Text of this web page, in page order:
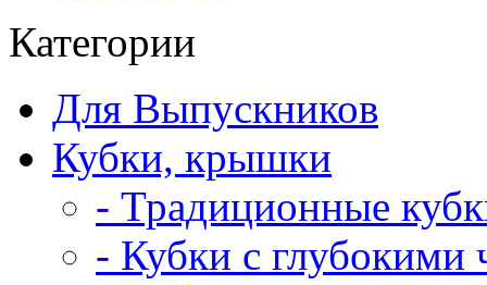
Категории
Для Выпускников
Кубки, крышки
- Традиционные
- Кубки с глубокими